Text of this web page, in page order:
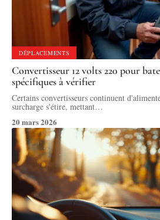
DÉPLACEMENTS
Convertisseur 12 volts 220 pour
spécifiques à vérifier
Certains convertisseurs continuent
surcharge s'étire, mettant…
20 mars 2026